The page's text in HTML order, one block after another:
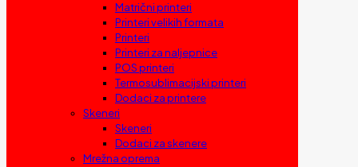
Matrični printeri
Printeri velikih formata
Printeri
Printeri za naljepnice
POS printeri
Termosublimacijski printeri
Dodaci za printere
Skeneri
Skeneri
Dodaci za skenere
Mrežna oprema